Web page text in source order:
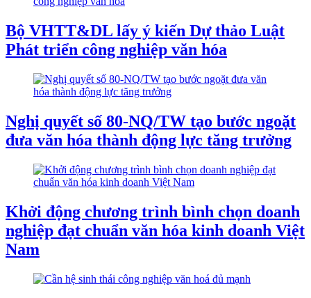
Bộ VHTT&DL lấy ý kiến Dự thảo Luật
Phát triển công nghiệp văn hóa
Nghị quyết số 80-NQ/TW tạo bước ngoặt
đưa văn hóa thành động lực tăng trưởng
Khởi động chương trình bình chọn doanh
nghiệp đạt chuẩn văn hóa kinh doanh Việt
Nam